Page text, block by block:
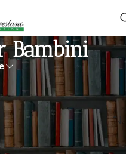
Bambini